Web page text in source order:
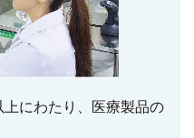
にわたり、医療製品の